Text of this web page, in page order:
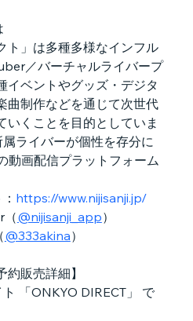
ト」は多種多様なインフル
／バーチャルライバープ
イベントやグッズ・デジタ
曲制作などを通じて次世代
いくことを目的としていま
ライバーが個性を存分に
動画配信プラットフォーム
https://www.nijisanji.jp/
（@nijisanji_app）
@333akina）
約販売詳細】
「ONKYO DIRECT」 で